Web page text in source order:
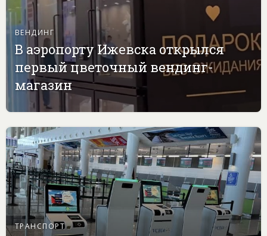
ВЕНДИНГ
В аэропорту Ижевска открылся
первый цветочный вендинг-
магазин
ТРАНСПОРТ